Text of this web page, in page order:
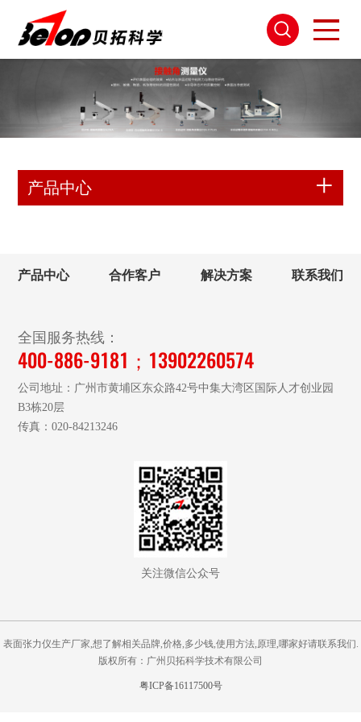
产品中心
产品中心 合作客户 解决方案 联系我们
全国服务热线：
400-886-9181；13902260574
公司地址：广州市黄埔区东众路42号中集大湾区国际人才创业园
B3栋20层
传真：020-84213246
关注微信公众号
表面张力仪生产厂家,想了解相关品牌,价格,多少钱,使用方法,原理,哪家好请联系我们.
版权所有：广州贝拓科学技术有限公司
粤ICP备16117500号